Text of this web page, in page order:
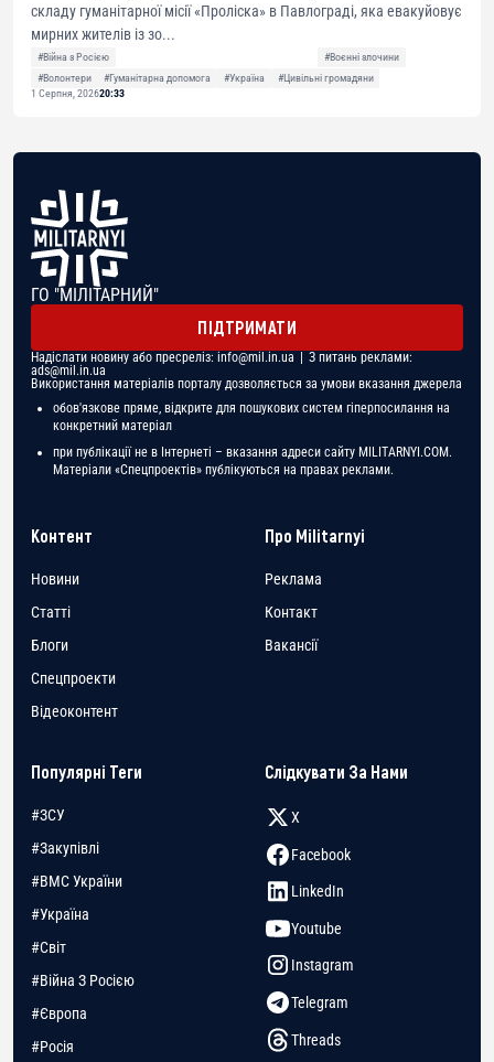
складу гуманітарної місії «Проліска» в Павлограді, яка евакуйовує
мирних жителів із зо...
#Війна з Росією
#Воєнні злочини
#Волонтери
#Гуманітарна допомога #Україна
#Цивільні громадяни
1 Серпня, 202620:33
ГО "МІЛІТАРНИЙ"
ПІДТРИМАТИ
Надіслати новину або пресреліз: info@mil.in.ua | З питань реклами:
ads@mil.in.ua
Використання матеріалів порталу дозволяється за умови вказання джерела
обов'язкове пряме, відкрите для пошукових систем гіперпосилання на
конкретний матеріал
при публікації не в Інтернеті – вказання адреси сайту MILITARNYI.COM.
Матеріали «Спецпроектів» публікуються на правах реклами.
Контент
Новини
Статті
Блоги
Спецпроекти
Відеоконтент
Про Militarnyi
Реклама
Контакт
Вакансії
Популярні Теги
#ЗСУ
#Закупівлі
#ВМС України
#Україна
#Світ
#Війна З Росією
#Європа
#Росія
Слідкувати За Нами
X
Facebook
LinkedIn
Youtube
Instagram
Telegram
Threads